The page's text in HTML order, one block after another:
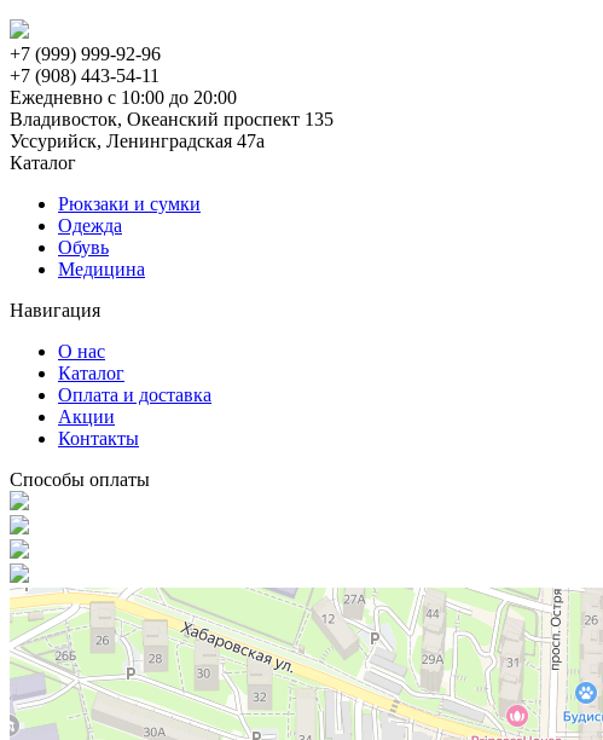
+7 (999) 999-92-96
+7 (908) 443-54-11
Ежедневно с 10:00 до 20:00
Владивосток, Океанский проспект 135
Уссурийск, Ленинградская 47а
Каталог
Рюкзаки и сумки
Одежда
Обувь
Медицина
Навигация
О нас
Каталог
Оплата и доставка
Акции
Контакты
Способы оплаты